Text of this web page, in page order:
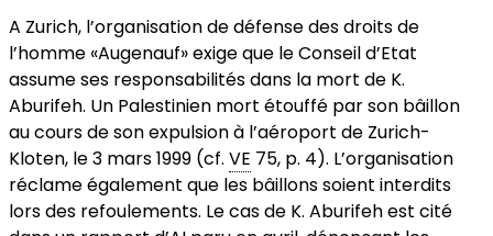
A Zurich, l’organisation de défense des droits de
l’homme «Augenauf» exige que le Conseil d’Etat
assume ses responsabilités dans la mort de K.
Aburifeh. Un Palestinien mort étouffé par son bâillon
au cours de son expulsion à l’aéroport de Zurich-
Kloten, le 3 mars 1999 (cf. VE 75, p. 4). L’organisation
réclame également que les bâillons soient interdits
lors des refoulements. Le cas de K. Aburifeh est cité